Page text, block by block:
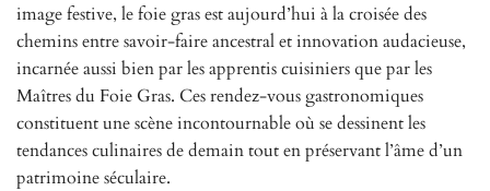
image festive, le foie gras est aujourd’hui à la croisée des
chemins entre savoir-faire ancestral et innovation audacieuse,
incarnée aussi bien par les apprentis cuisiniers que par les
Maîtres du Foie Gras. Ces rendez-vous gastronomiques
constituent une scène incontournable où se dessinent les
tendances culinaires de demain tout en préservant l’âme d’un
patrimoine séculaire.